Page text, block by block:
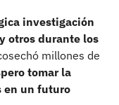
investigación
otros durante los
millones de
tomar la
en un futuro